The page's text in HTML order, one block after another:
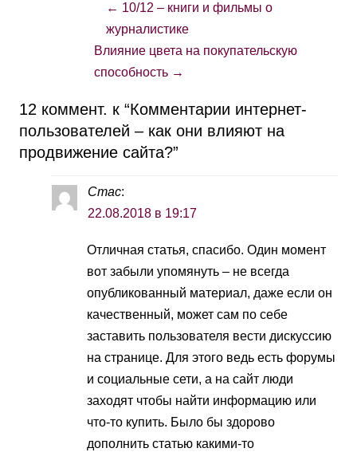
← 10/12 – книги и фильмы о
журналистике
Влияние цвета на покупательскую
способность →
12 коммент. к “Комментарии интернет-
пользователей – как они влияют на
продвижение сайта?”
Стас:
22.08.2018 в 19:17
Отличная статья, спасибо. Один момент
вот забыли упомянуть – не всегда
опубликованный материал, даже если он
качественный, может сам по себе
заставить пользователя вести дискуссию
на странице. Для этого ведь есть форумы
и социальные сети, а на сайт люди
заходят чтобы найти информацию или
что-то купить. Было бы здорово
дополнить статью какими-то